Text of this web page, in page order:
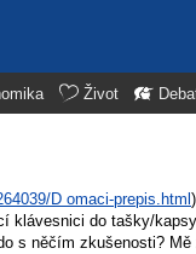
Život
D omaci-prepis.html
klávesnici do tašky/
s něčím zkušenosti? Mě